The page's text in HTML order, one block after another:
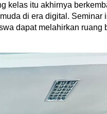
kelas itu akhirnya
di era digital. Seminar
dapat melahirkan ruang